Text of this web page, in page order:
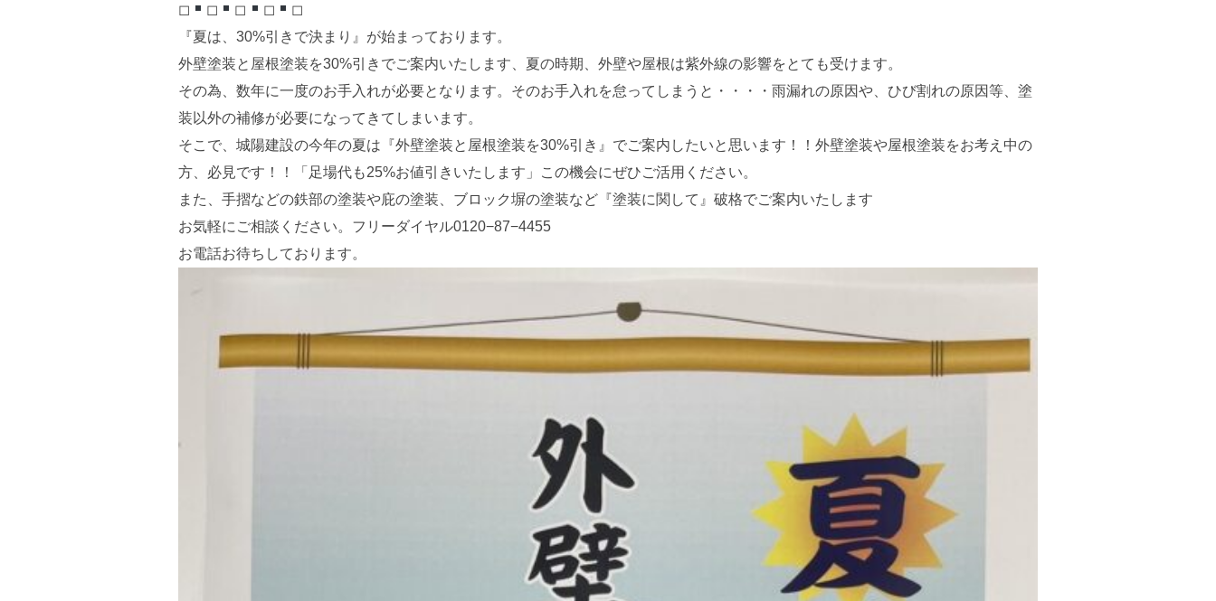
◻︎
◻︎ ◻︎ ◻︎
◻︎
『夏は、30%引きで決まり』が始まっております。
外壁塗装と屋根塗装を30%引きでご案内いたします、夏の時期、外壁や屋根は紫外線の影響をとても受けます。
その為、数年に一度のお手入れが必要となります。そのお手入れを怠ってしまうと・・・・雨漏れの原因や、ひび割れの原因等、塗
装以外の補修が必要になってきてしまいます。
そこで、城陽建設の今年の夏は『外壁塗装と屋根塗装を30%引き』でご案内したいと思います！！外壁塗装や屋根塗装をお考え中の
方、必見です！！「足場代も25%お値引きいたします」この機会にぜひご活用ください。
また、手摺などの鉄部の塗装や庇の塗装、ブロック塀の塗装など『塗装に関して』破格でご案内いたします
お気軽にご相談ください。フリーダイヤル0120−87−4455
お電話お待ちしております。